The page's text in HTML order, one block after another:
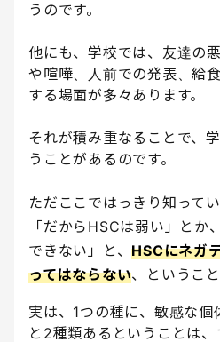
うのです。
他にも、学校では、友達の
や喧嘩、人前での発表、給
する場面が多々あります。
それが積み重なることで、
うことがあるのです。
ただここではっきり知って
「だからHSCは弱い」とか
できない」と、HSCにネガ
ってはならない、ということ
実は、1つの種に、敏感な
と2種類あるということは